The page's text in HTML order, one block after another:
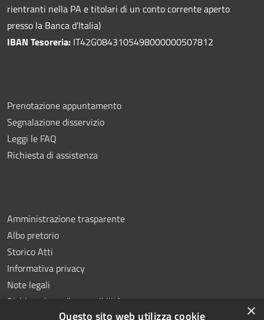
rientranti nella PA e titolari di un conto corrente aperto
presso la Banca d'Italia)
IBAN Tesoreria: IT42G0843105498000000507812
Prenotazione appuntamento
Segnalazione disservizio
Leggi le FAQ
Richiesta di assistenza
Amministrazione trasparente
Albo pretorio
Storico Atti
Informativa privacy
Note legali
Dichiarazione di accessibilità
×
Questo sito web utilizza cookie